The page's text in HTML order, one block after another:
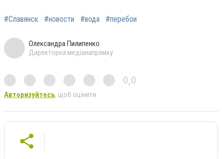
#Славянск #новости #вода #перебои
Олександра Пилипенко
Директорка медіанапрямку
0,0
Авторизуйтесь, щоб оцінити